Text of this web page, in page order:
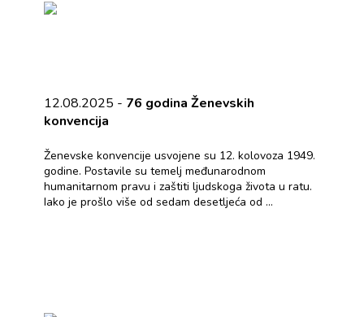
12.08.2025 - 76 godina Ženevskih
konvencija
Ženevske konvencije usvojene su 12. kolovoza 1949.
godine. Postavile su temelj međunarodnom
humanitarnom pravu i zaštiti ljudskoga života u ratu.
Iako je prošlo više od sedam desetljeća od ...